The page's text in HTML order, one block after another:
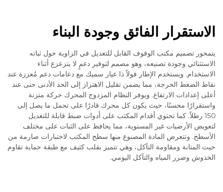
الاستقرار الفائق وجودة البناء
يتمحور تصميم مكتب الوقوف القابل للتعديل في الزاوية حول ثباته
الاستثنائي وجودة تصنيعه، وهو مصمم لتوفير دعمٍ لا يتزعزع أثناء
الاستخدام. ويستخدم الإطار فولاً ذا عيار سميك مع دعامات دعم مُعززة عند
نقاط الضغط الحرجة، مما يضمن تقليل الاهتزاز إلى الحد الأدنى حتى عند
أعلى إعدادات الارتفاع. ويوفر النظام المزدوج المحرك حركة متزنة
واستقرارًا محسنًا، حيث يكون كل محرك قادرًا على تحمل ما يصل إلى
150 رطلاً. كما تحتوي أقدام المكتب على أدوات ضبط قابلة للتعديل
لتعويض الأرضيات غير المستوية، مما يحافظ على الثبات على مختلف
الأسطح. وتتعرض المادة المصنوع منها سطح المكتب لاختبارات صارمة من
حيث المتانة ومقاومة التآكل، وهي تتميز بقلب كثيف مع طبقة حماية تقاوم
الخدوش وضرر المياه والتآكل اليومي.